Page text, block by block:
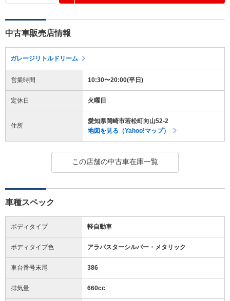
中古車販売店情報
ガレージリトルドリーム
営業時間 10:30〜20:00(平日)
定休日 火曜日
住所
愛知県岡崎市若松町向山52-2
地図を見る（Yahoo!マップ）
この店舗の中古車在庫一覧
車種スペック
ボディタイプ 軽自動車
ボディタイプ色 アラバスターシルバー・メタリック
車台番号末尾 386
排気量 660cc